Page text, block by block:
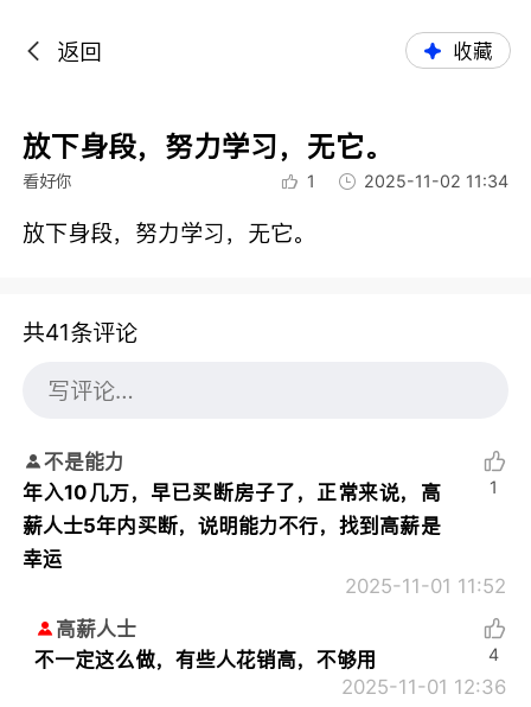
返回 收藏
放下身段，努力学习，无它。
看好你 1 2025-11-02 11:34
放下身段，努力学习，无它。
共41条评论
不是能力
年入10几万，早已买断房子了，正常来说，高
薪人士5年内买断，说明能力不行，找到高薪是
幸运
2025-11-01 11:52
1
高薪人士
不一定这么做，有些人花销高，不够用
2025-11-01 12:36
4